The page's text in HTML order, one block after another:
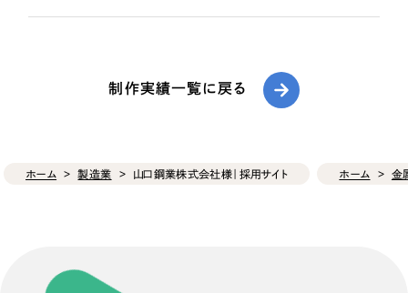
制作実績一覧に戻る
ホーム 製造業 山口鋼業株式会社様｜採用サイト ホーム 金